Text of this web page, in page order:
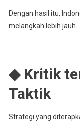
Dengan hasil itu,
melangkah lebih jauh.
◆ Kritik
Taktik
Strategi yang